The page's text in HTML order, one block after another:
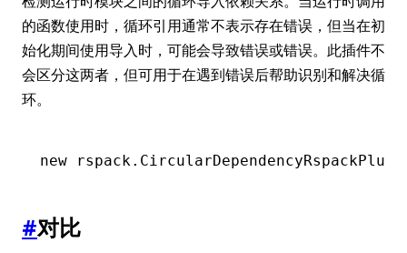
的函数使用时，循环引用通常不表示存在错误，但当在初
始化期间使用导入时，可能会导致错误或错误。此插件不
会区分这两者，但可用于在遇到错误后帮助识别和解决循
环。
new rspack
#对比